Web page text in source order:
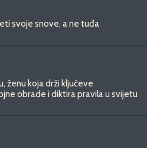
svoje snove, a ne tuđa
ženu koja drži ključeve
obrade i diktira pravila u svijetu